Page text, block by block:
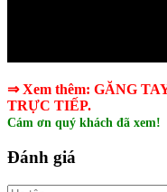
⇒ Xem thêm: GĂNG
TRỰC TIẾP.
Cám ơn quý khách đã xem!
Đánh giá